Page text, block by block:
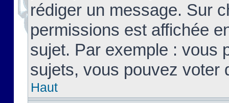
rédiger un message. Sur
permissions est affichée
sujet. Par exemple : vous
sujets, vous pouvez voter
Haut